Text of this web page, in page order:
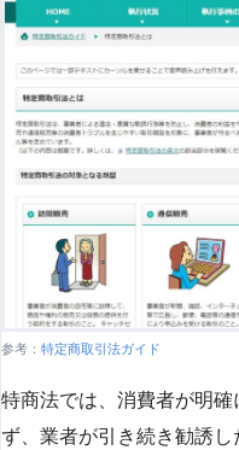
参考： 特定商取引法ガイド
特商法では、消費者が明
ず、業者が引き続き勧誘